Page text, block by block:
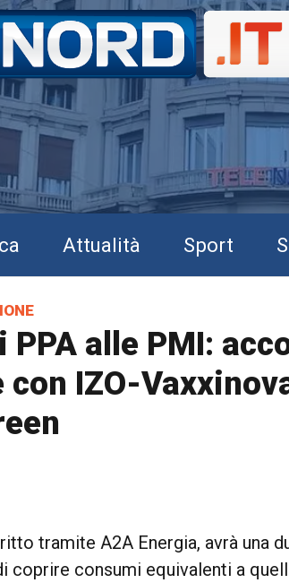
Attualità Sport
PPA alle PMI:
con IZO-
tramite A2A Energia, avrà una
coprire consumi equivalenti a